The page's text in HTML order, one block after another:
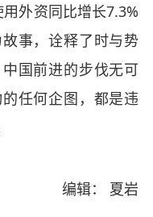
外资同比增长7.3%
事，诠释了时与势
国前进的步伐无可
任何企图，都是违
编辑： 夏岩